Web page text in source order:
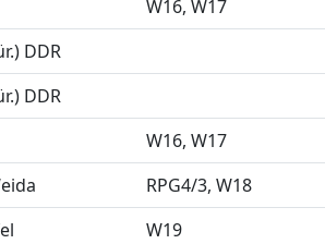
W16 W17
DDR
DDR
W16 W17
RPG4/3 W18
W19